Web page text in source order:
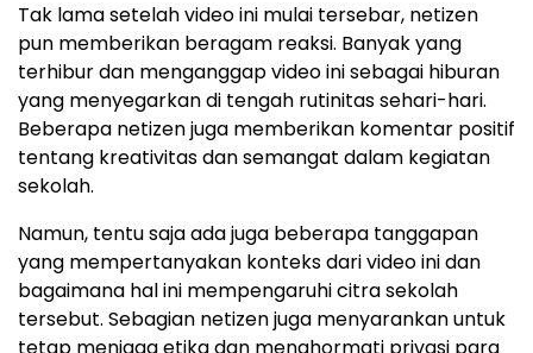
Tak lama setelah video ini mulai tersebar, netizen
pun memberikan beragam reaksi. Banyak yang
terhibur dan menganggap video ini sebagai hiburan
yang menyegarkan di tengah rutinitas sehari-hari.
Beberapa netizen juga memberikan komentar positif
tentang kreativitas dan semangat dalam kegiatan
sekolah.
Namun, tentu saja ada juga beberapa tanggapan
yang mempertanyakan konteks dari video ini dan
bagaimana hal ini mempengaruhi citra sekolah
tersebut. Sebagian netizen juga menyarankan untuk